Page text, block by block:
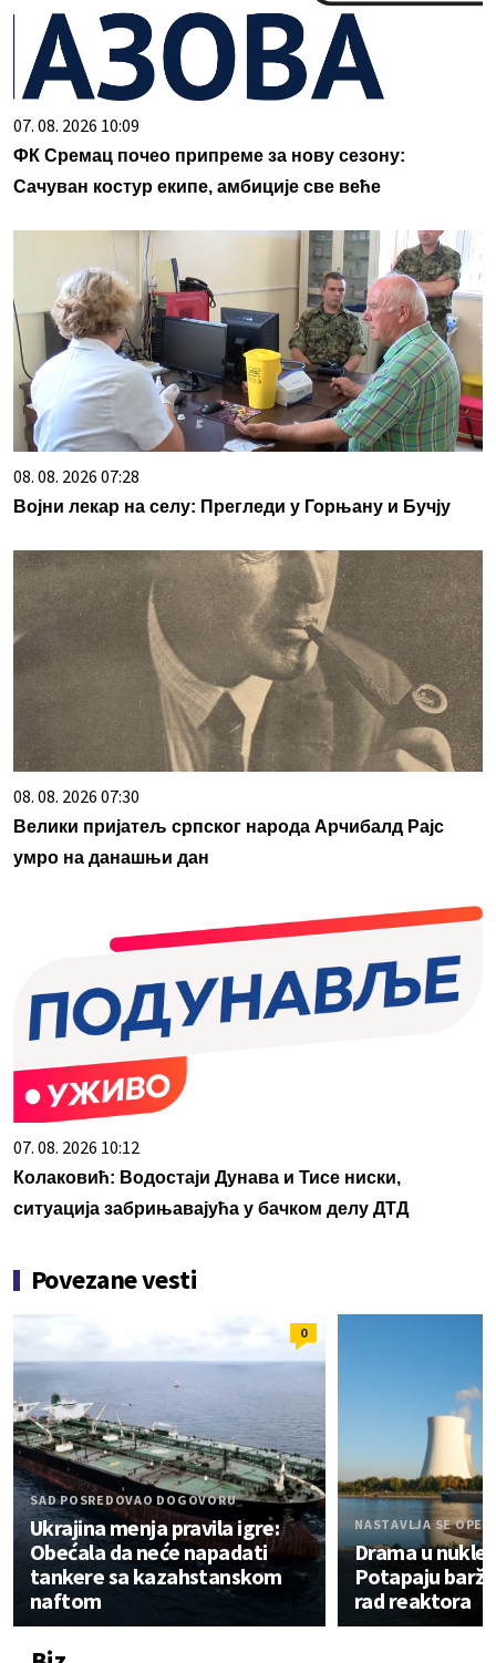
07. 08. 2026 10:09
ФК Сремац почео припреме за нову сезону:
Сачуван костур екипе, амбиције све веће
08. 08. 2026 07:28
Војни лекар на селу: Прегледи у Горњану и Бучју
08. 08. 2026 07:30
Велики пријатељ српског народа Арчибалд Рајс
умро на данашњи дан
07. 08. 2026 10:12
Колаковић: Водостаји Дунава и Тисе ниски,
ситуација забрињавајућа у бачком делу ДТД
Povezane vesti
0
SAD POSREDOVAO DOGOVORU
Ukrajina menja pravila igre:
Obećala da neće napadati
tankere sa kazahstanskom
naftom
NASTAVLJA SE
Drama u
Potapaju
rad reaktora